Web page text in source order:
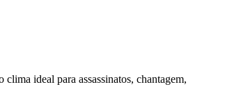
ideal para assassinatos, chantagem,